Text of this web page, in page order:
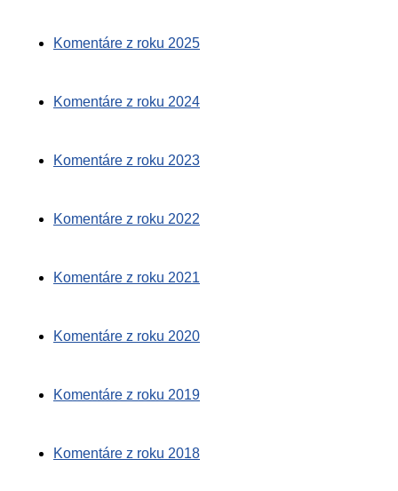
Komentáre z roku 2025
Komentáre z roku 2024
Komentáre z roku 2023
Komentáre z roku 2022
Komentáre z roku 2021
Komentáre z roku 2020
Komentáre z roku 2019
Komentáre z roku 2018